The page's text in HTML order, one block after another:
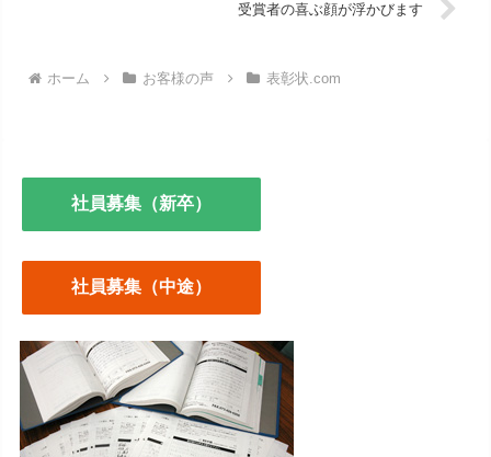
受賞者の喜ぶ顔が浮かびます
ホーム お客様の声 表彰状.com
社員募集（新卒）
社員募集（中途）